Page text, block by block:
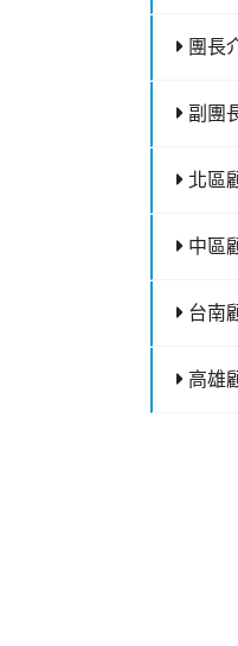
團長
副團
北區
中區
台南
高雄